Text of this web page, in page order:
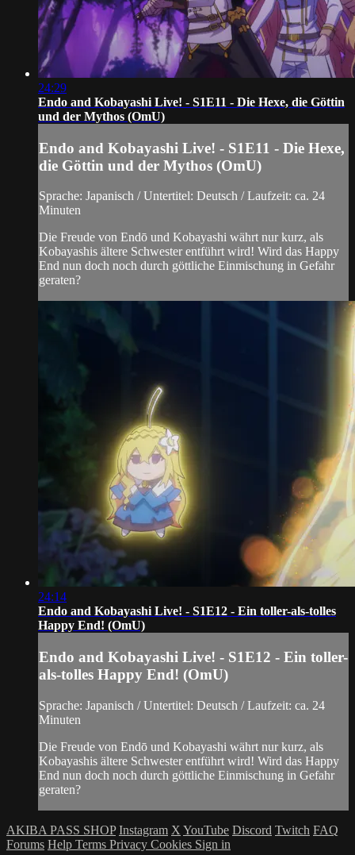
24:29
Endo and Kobayashi Live! - S1E11 - Die Hexe, die Göttin
und der Mythos (OmU)
Endo and Kobayashi Live! - S1E11 - Die Hexe,
die Göttin und der Mythos (OmU)
Sprache: Japanisch / Untertitel: Deutsch / Laufzeit: ca. 24
Minuten
Die Freude von Endō und Kobayashi währt nur kurz, als
Kobayashis ältere Schwester entführt wird! Wird das Happy
End nun doch noch durch göttliche Einmischung in Gefahr
geraten?
24:14
Endo and Kobayashi Live! - S1E12 - Ein toller-als-tolles
Happy End! (OmU)
Endo and Kobayashi Live! - S1E12 - Ein toller-
als-tolles Happy End! (OmU)
Sprache: Japanisch / Untertitel: Deutsch / Laufzeit: ca. 24
Minuten
Die Freude von Endō und Kobayashi währt nur kurz, als
Kobayashis ältere Schwester entführt wird! Wird das Happy
End nun doch noch durch göttliche Einmischung in Gefahr
geraten?
AKIBA PASS SHOP Instagram X YouTube Discord Twitch FAQ
Forums Help Terms Privacy Cookies Sign in